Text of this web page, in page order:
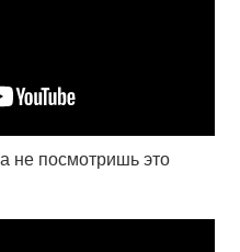
не посмотришь это